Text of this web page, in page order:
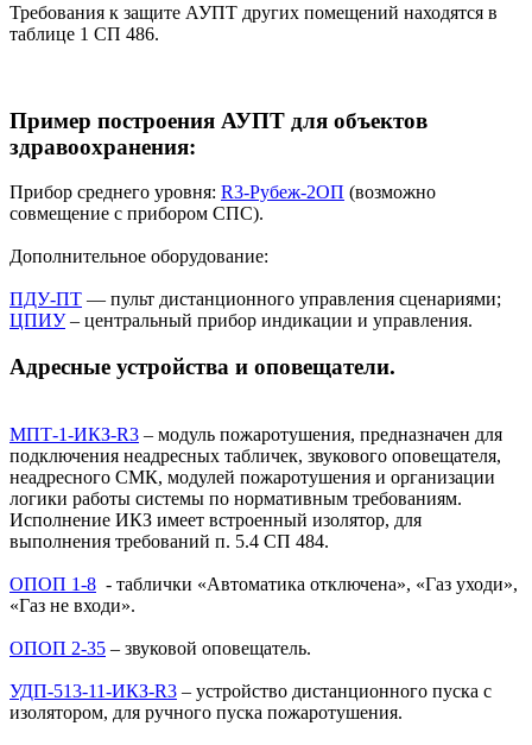
Требования к защите АУПТ других помещений находятся в
таблице 1 СП 486.
Пример построения АУПТ для объектов
здравоохранения:
Прибор среднего уровня: R3-Рубеж-2ОП (возможно
совмещение с прибором СПС).
Дополнительное оборудование:
ПДУ-ПТ — пульт дистанционного управления сценариями;
ЦПИУ– центральный прибор индикации и управления.
Адресные устройства и оповещатели.
МПТ-1-ИКЗ-R3 – модуль пожаротушения, предназначен для
подключения неадресных табличек, звукового оповещателя,
неадресного СМК, модулей пожаротушения и организации
логики работы системы по нормативным требованиям.
Исполнение ИКЗ имеет встроенный изолятор, для
выполнения требований п. 5.4 СП 484.
ОПОП 1-8 - таблички «Автоматика отключена», «Газ уходи»,
«Газ не входи».
ОПОП 2-35 – звуковой оповещатель.
УДП-513-11-ИКЗ-R3 – устройство дистанционного пуска с
изолятором, для ручного пуска пожаротушения.